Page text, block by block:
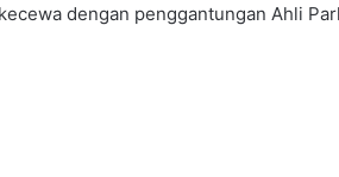
dengan penggantungan Ahli